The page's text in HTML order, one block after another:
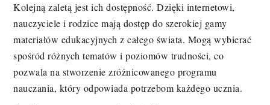
Kolejną zaletą jest ich dostępność. Dzięki internetowi,
nauczyciele i rodzice mają dostęp do szerokiej gamy
materiałów edukacyjnych z całego świata. Mogą wybierać
spośród różnych tematów i poziomów trudności, co
pozwala na stworzenie zróżnicowanego programu
nauczania, który odpowiada potrzebom każdego ucznia.